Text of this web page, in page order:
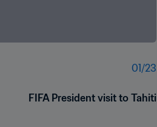
01/23
FIFA President visit to Tahiti